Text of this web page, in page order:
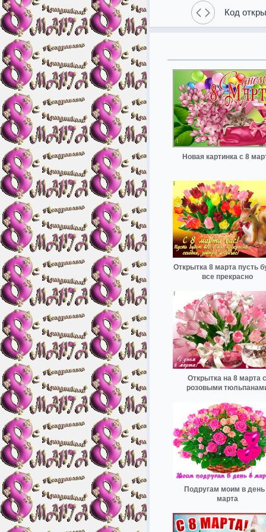
Код
Новая картинка с 8
Открытка 8 марта пусть
все прекрасно
Открытка на 8 марта с
розовыми
Подругам моим в день
марта